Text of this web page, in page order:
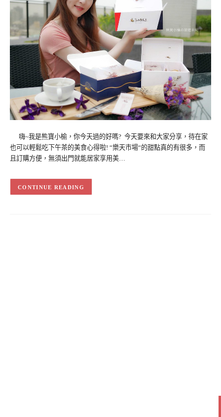
嗨~我是熊寶小榆，你今天過的好嗎? 今天要來和大家分享，待在家
也可以輕鬆吃下午茶的美食心得啦! “樂天市場“的甜點真的有很多，而
且訂購方便，無須出門就能居家享用美…
CONTINUE READING